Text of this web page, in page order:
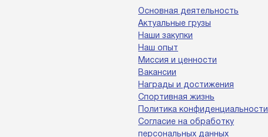
Основная деятельность
Актуальные грузы
Наши закупки
Наш опыт
Миссия и ценности
Вакансии
Награды и достижения
Спортивная жизнь
Политика конфиденциальности
Согласие на обработку
персональных данных